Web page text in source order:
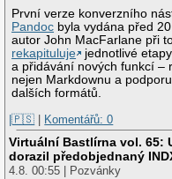
První verze konverzního
Pandoc byla vydána před
autor John MacFarlane při
rekapituluje
jednotlivé
a přidávání nových funkcí –
nejen Markdownu a
dalších formátů.
|🇵🇸 | Komentářů: 0
Virtuální Bastlírna vol. 65:
dorazil předobjednaný
4.8. 00:55 | Pozvánky